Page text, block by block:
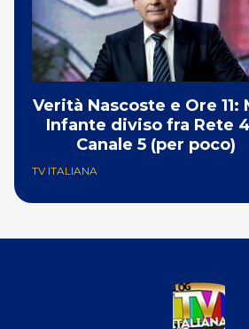
Verità Nascoste e Ore 11:
Infante diviso fra Rete
Canale 5 (per poco)
TV ITALIANA